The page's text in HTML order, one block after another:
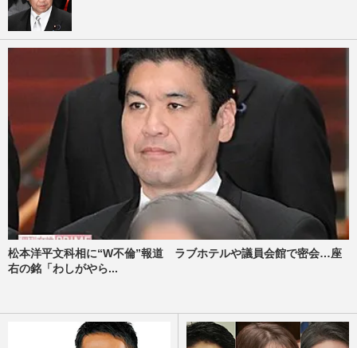
松本洋平文科相に“W不倫”報道 ラブホテルや議員会館で密会…座
右の銘「わしがやら...